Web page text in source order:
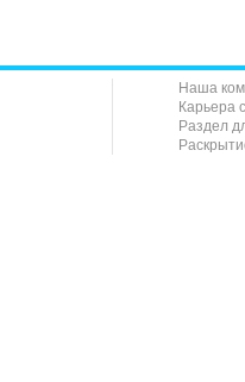
Наша
Карьера
Раздел